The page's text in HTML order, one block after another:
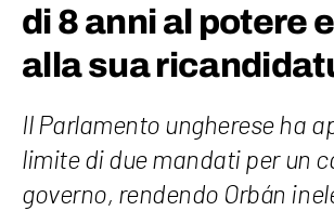
di 8 anni al potere
alla sua
Il Parlamento ungherese ha
limite di due mandati per un
governo, rendendo Orbán